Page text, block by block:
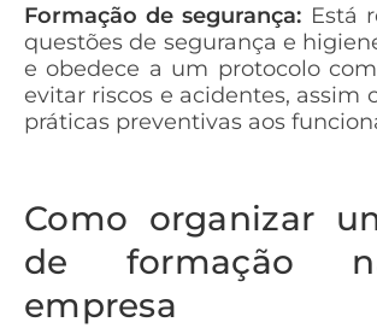
Formação de segurança: Está
questões de segurança e
e obedece a um protocolo
evitar riscos e acidentes, assim
práticas preventivas aos
Como organizar
de formação
empresa